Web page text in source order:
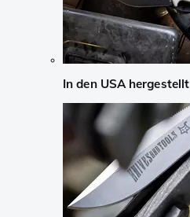
In den USA hergestellt